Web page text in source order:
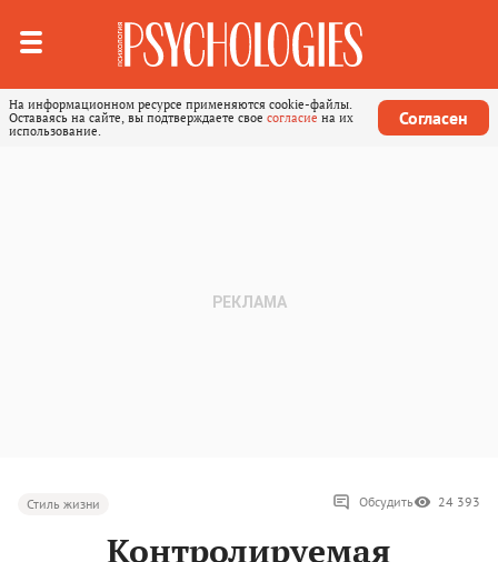
На информационном ресурсе применяются cookie-файлы.
Оставаясь на сайте, вы подтверждаете свое согласие на их
использование.
Согласен
Стиль жизни Обсудить 24 393
Контролируемая